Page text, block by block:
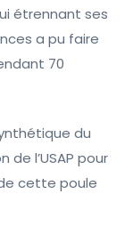
étrennant ses
a pu faire
70
du
de l’USAP pour
cette poule